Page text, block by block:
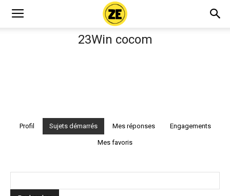
23Win cocom
Profil Sujets démarrés Mes réponses Engagements
Mes favoris